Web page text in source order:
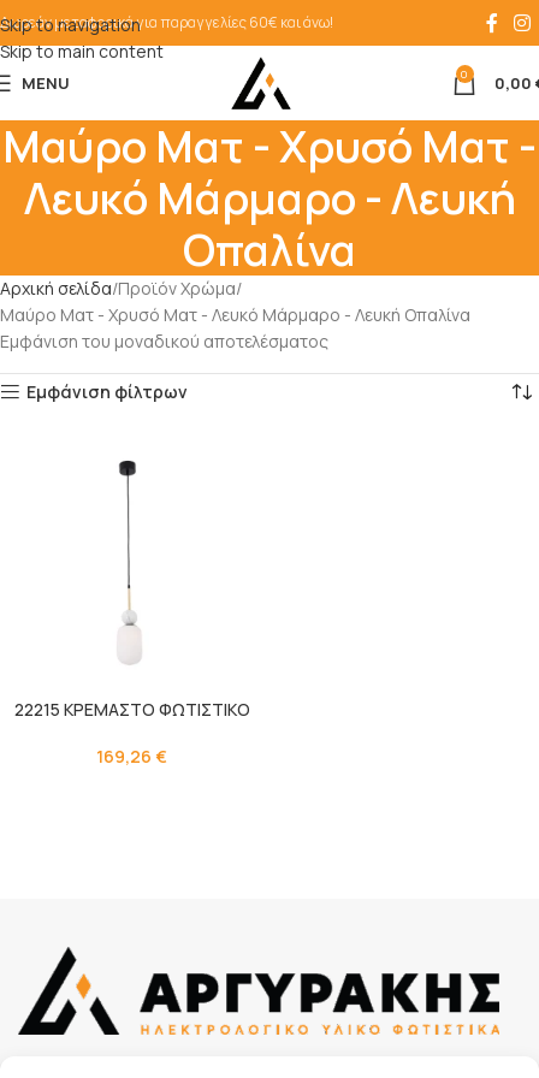
Skip to navigation
Skip to main content
Δωρεάν μεταφορικά για παραγγελίες 60€ και άνω!
MENU 0 0,00
Μαύρο Ματ - Χρυσό Ματ -
Λευκό Μάρμαρο - Λευκή
Οπαλίνα
Αρχική σελίδα Προϊόν Χρώμα
Μαύρο Ματ - Χρυσό Ματ - Λευκό Μάρμαρο - Λευκή Οπαλίνα
Εμφάνιση του μοναδικού αποτελέσματος
Εμφάνιση φίλτρων
22215 ΚΡΕΜΑΣΤΟ ΦΩΤΙΣΤΙΚΟ
169,26 €